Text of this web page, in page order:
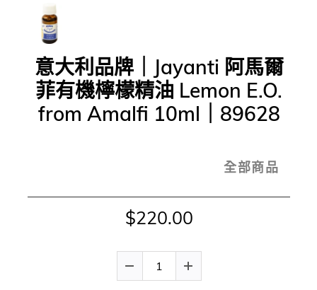
意大利品牌｜Jayanti 阿馬爾
菲有機檸檬精油 Lemon E.O.
from Amalfi 10ml｜89628
全部商品
$220.00